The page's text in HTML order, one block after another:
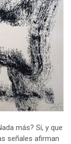
más? Sí, y que
señales afirman